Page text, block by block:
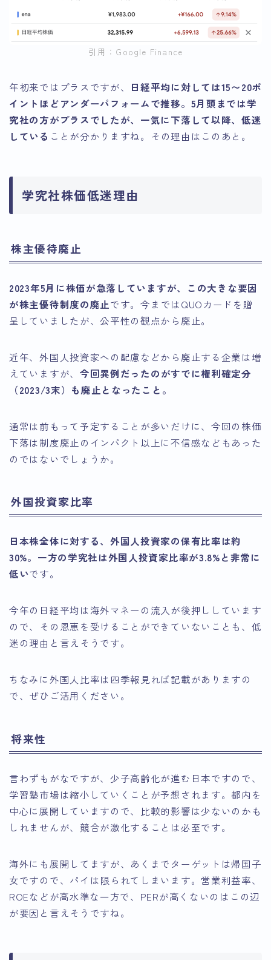
引用：Google Finance
年初来ではプラスですが、
日経平均に対しては15〜20ポ
イントほどアンダーパフォームで推移。5月頭までは学
究社の方がプラスでしたが、一気に下落して以降、低迷
している ことが分かりますね。その理由はこのあと。
学究社株価低迷理由
株主優待廃止
2023年5月に株価が急落していますが、この大きな要因
が株主優待制度の廃止です。今まではQUOカードを贈
呈していましたが、公平性の観点から廃止。
近年、外国人投資家への配慮などから廃止する企業は増
えていますが、 今回異例だったのがすでに権利確定分
（2023/3末）も廃止となったこと。
通常は前もって予定することが多いだけに、今回の株価
下落は制度廃止のインパクト以上に不信感などもあった
のではないでしょうか。
外国投資家比率
日本株全体に対する、外国人投資家の保有比率は約
30%。一方の学究社は外国人投資家比率が3.8%と非常に
低いです。
今年の日経平均は海外マネーの流入が後押ししています
ので、その恩恵を受けることができていないことも、低
迷の理由と言えそうです。
ちなみに外国人比率は四季報見れば記載がありますの
で、ぜひご活用ください。
将来性
言わずもがなですが、少子高齢化が進む日本ですので、
学習塾市場は縮小していくことが予想されます。都内を
中心に展開していますので、比較的影響は少ないのかも
しれませんが、競合が激化することは必至です。
海外にも展開してますが、あくまでターゲットは帰国子
女ですので、パイは限られてしまいます。営業利益率、
ROEなどが高水準な一方で、PERが高くないのはこの辺
が要因と言えそうですね。